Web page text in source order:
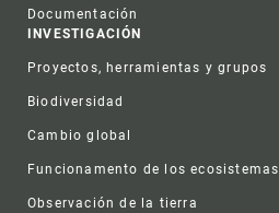
Documentación
INVESTIGACIÓN
Proyectos, herramientas y grupos
Biodiversidad
Cambio global
Funcionamento de los ecosistemas
Observación de la tierra